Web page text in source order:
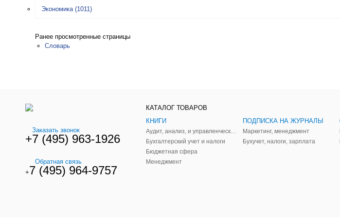
Экономика (1011)
Ранее просмотренные страницы
Словарь
Заказать звонок
+7 (495) 963-1926
Обратная связь
+7 (495) 964-9757
КАТАЛОГ ТОВАРОВ
КНИГИ
Бухгалтерский учет и налоги
Бюджетная сфера
Менеджмент
ПОДПИСКА НА ЖУРНАЛЫ
Маркетинг, менеджмент
Бухучет, налоги, зарплата